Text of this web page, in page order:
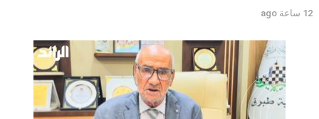
12 ساعة ago